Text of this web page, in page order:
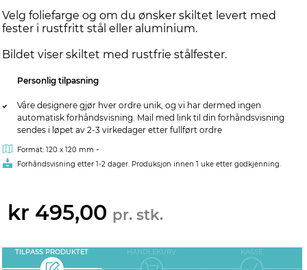
Velg foliefarge og om du ønsker skiltet levert med
fester i rustfritt stål eller aluminium.
Bildet viser skiltet med rustfrie stålfester.
Personlig tilpasning
Våre designere gjør hver ordre unik, og vi har dermed ingen
automatisk forhåndsvisning. Mail med link til din forhåndsvisning
sendes i løpet av 2-3 virkedager etter fullført ordre
Format: 120 x 120 mm -
Forhåndsvisning etter 1-2 dager. Produksjon innen 1 uke etter godkjenning.
kr 495,00 pr. stk.
TILPASS PRODUKTET HANDLEKURV KASSE